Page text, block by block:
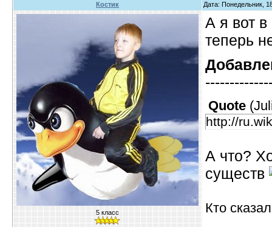
Костик Дата: Понедельник,
5 класс
А я вот
теперь
Quote (
http://
А что?
существ
Кто